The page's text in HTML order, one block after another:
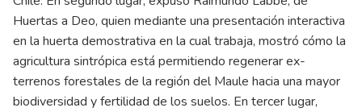
Huertas a Deo, quien mediante una presentación interactiva
en la huerta demostrativa en la cual trabaja, mostró cómo la
agricultura sintrópica está permitiendo regenerar ex-
terrenos forestales de la región del Maule hacia una mayor
biodiversidad y fertilidad de los suelos. En tercer lugar,